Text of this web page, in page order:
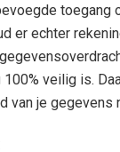
toegang
er echter
veilig is.
van je gegevens